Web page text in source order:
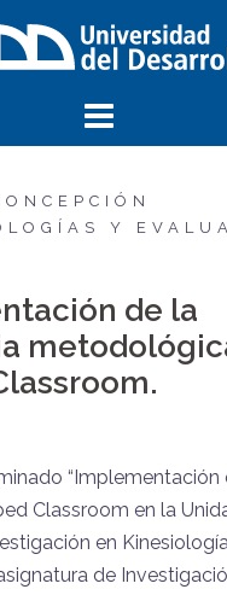
Y
de la
“Implementación
Classroom en la
en
de